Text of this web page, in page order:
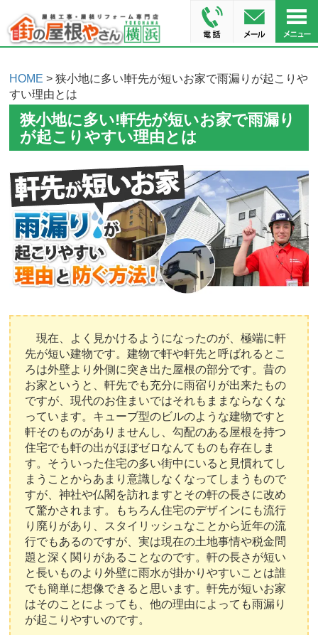
HOME > 狭小地に多い!軒先が短いお家で雨漏りが起こりや
すい理由とは
狭小地に多い!軒先が短いお家で雨漏り
が起こりやすい理由とは
現在、よく見かけるようになったのが、極端に軒
先が短い建物です。建物で軒や軒先と呼ばれるとこ
ろは外壁より外側に突き出た屋根の部分です。昔の
お家というと、軒先でも充分に雨宿りが出来たもの
ですが、現代のお住まいではそれもままならなくな
っています。キューブ型のビルのような建物ですと
軒そのものがありませんし、勾配のある屋根を持つ
住宅でも軒の出がほぼゼロなんてものも存在しま
す。そういった住宅の多い街中にいると見慣れてし
まうことからあまり意識しなくなってしまうもので
すが、神社や仏閣を訪れますとその軒の長さに改め
て驚かされます。もちろん住宅のデザインにも流行
り廃りがあり、スタイリッシュなことから近年の流
行でもあるのですが、実は現在の土地事情や税金問
題と深く関りがあることなのです。軒の長さが短い
と長いものより外壁に雨水が掛かりやすいことは誰
でも簡単に想像できると思います。軒先が短いお家
はそのことによっても、他の理由によっても雨漏り
が起こりやすいのです。